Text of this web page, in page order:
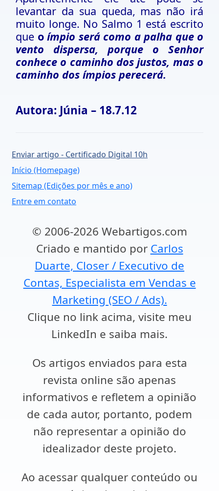
levantar da sua queda, mas não irá
muito longe. No Salmo 1 está escrito
que o ímpio será como a palha que o
vento dispersa, porque o Senhor
conhece o caminho dos justos, mas o
caminho dos ímpios perecerá.
Autora: Júnia – 18.7.12
Enviar artigo - Certificado Digital 10h
Início (Homepage)
Sitemap (Edições por mês e ano)
Entre em contato
© 2006-2026 Webartigos.com
Criado e mantido por Carlos
Duarte, Closer / Executivo de
Contas, Especialista em Vendas e
Marketing (SEO / Ads).
Clique no link acima, visite meu
LinkedIn e saiba mais.
Os artigos enviados para esta
revista online são apenas
informativos e refletem a opinião
de cada autor, portanto, podem
não representar a opinião do
idealizador deste projeto.
Ao acessar qualquer conteúdo ou